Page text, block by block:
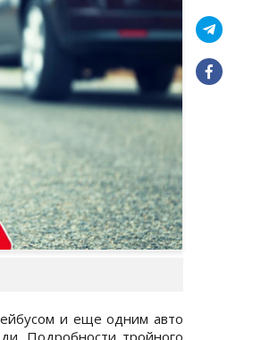
и еще одним авто
Подробности тройного